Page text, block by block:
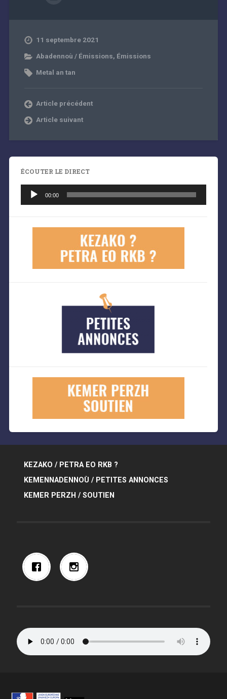
11 septembre 2021
Abadennoù / Émissions, Émissions
Metal an tan
Article précédent
Article suivant
ÉCOUTER LE DIRECT
audio
00:00
KEZAKO / PETRA EO RKB ?
KEMENNADENNOÙ / PETITES ANNONCES
KEMER PERZH / SOUTIEN